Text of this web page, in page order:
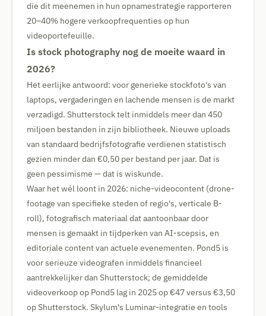
die dit meenemen in hun opnamestrategie rapporteren
20–40% hogere verkoopfrequenties op hun
videoportefeuille.
Is stock photography nog de moeite waard in
2026?
Het eerlijke antwoord: voor generieke stockfoto's van
laptops, vergaderingen en lachende mensen is de markt
verzadigd. Shutterstock telt inmiddels meer dan 450
miljoen bestanden in zijn bibliotheek. Nieuwe uploads
van standaard bedrijfsfotografie verdienen statistisch
gezien minder dan €0,50 per bestand per jaar. Dat is
geen pessimisme — dat is wiskunde.
Waar het wél loont in 2026: niche-videocontent (drone-
footage van specifieke steden of regio's, verticale B-
roll), fotografisch materiaal dat aantoonbaar door
mensen is gemaakt in tijdperken van AI-scepsis, en
editoriale content van actuele evenementen. Pond5 is
voor serieuze videografen inmiddels financieel
aantrekkelijker dan Shutterstock; de gemiddelde
videoverkoop op Pond5 lag in 2025 op €47 versus €3,50
op Shutterstock. Skylum's Luminar-integratie en tools